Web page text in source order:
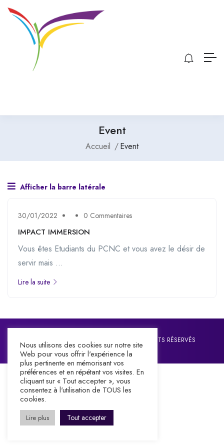
Event
Accueil Event
Afficher la barre latérale
30/01/2022 0 Commentaires
IMPACT IMMERSION
Vous êtes Etudiants du PCNC et vous avez le désir de
servir mais ...
Lire la suite
©2026 IMPACT CENTRE CHRETIEN. TOUS DROITS RÉSERVÉS
Nous utilisons des cookies sur notre site
Web pour vous offrir l'expérience la
plus pertinente en mémorisant vos
préférences et en répétant vos visites. En
cliquant sur « Tout accepter », vous
consentez à l'utilisation de TOUS les
cookies.
Lire plus Tout accepter